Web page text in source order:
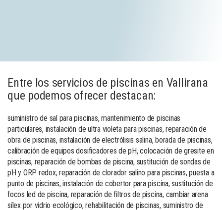
Entre los servicios de piscinas en Vallirana
que podemos ofrecer destacan:
suministro de sal para piscinas, mantenimiento de piscinas
particulares, instalación de ultra violeta para piscinas, reparación de
obra de piscinas, instalación de electrólisis salina, borada de piscinas,
calibración de equipos dosificadores de pH, colocación de gresite en
piscinas, reparación de bombas de piscina, sustitución de sondas de
pH y ORP redox, reparación de clorador salino para piscinas, puesta a
punto de piscinas, instalación de cobertor para piscina, sustitución de
focos led de piscina, reparación de filtros de piscina, cambiar arena
sílex por vidrio ecológico, rehabilitación de piscinas, suministro de